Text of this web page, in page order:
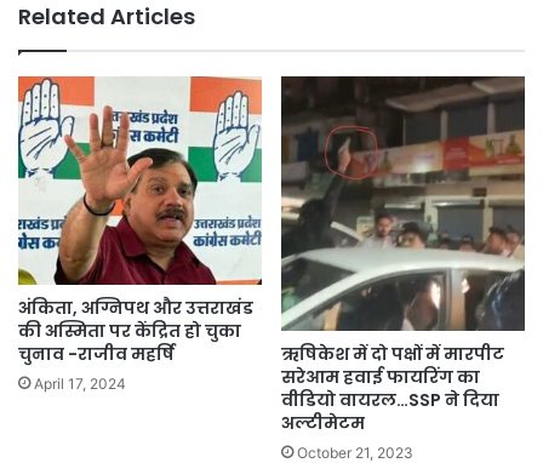
Related Articles
अंकिता, अग्निपथ और उत्तराखंड
की अस्मिता पर केंद्रित हो चुका
चुनाव -राजीव महर्षि
April 17, 2024
ऋषिकेश में दो पक्षों में मारपीट
सरेआम हवाई फायरिंग का
वीडियो वायरल…SSP ने दिया
अल्टीमेटम
October 21, 2023